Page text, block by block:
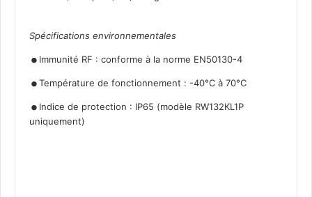
Spécifications environnementales
.Immunité RF : conforme à la norme EN50130-4
.Température de fonctionnement : -40°C à 70°C
. Indice de protection : IP65 (modèle RW132KL1P
uniquement)